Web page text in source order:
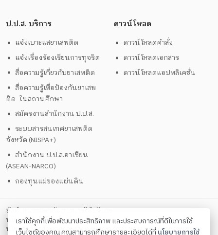
ป.ป.ส. บริการ
แจ้งเบาะแสยาเสพติด
แจ้งเรื่องร้องเรียนการทุจริต
สื่อความรู้เกี่ยวกับยาเสพติด
สื่อความรู้เพื่อป้องกันยาเสพ
ติด ในสถานศึกษา
สมัครงานสำนักงาน ป.ป.ส.
ระบบสารสนเทศยาเสพติด
จังหวัด (NISPA+)
สำนักงาน ป.ป.ส.อาเซียน
(ASEAN-NARCO)
กองทุนแม่ของแผ่นดิน
ดาวน์โหลด
ดาวน์โหลดคำสั่ง
ดาวน์โหลดเอกสาร
ดาวน์โหลดแอปพลิเคชั่น
ข้อกำหนดและนโยบายการให้บริการ
นโยบายการคุ้มครองข้อมูลส่วนบุคคล
นโยบายการรักษาความมั่นคงปลอดภัยด้วยเทคโนโลยีสารสนเทศ
เราใช้คุกกี้เพื่อพัฒนาประสิทธิภาพ และประสบการณ์ที่ดีในการใช้
เว็บไซต์ของคุณ คุณสามารถศึกษารายละเอียดได้ที่ นโยบายการใช้